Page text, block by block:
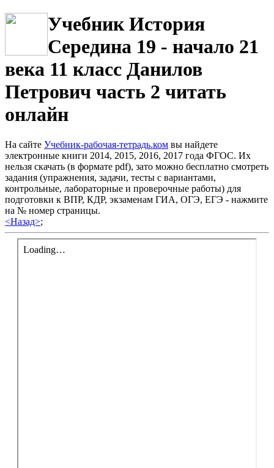
Учебник История
Середина 19 - начало 21
века 11 класс Данилов
Петрович часть 2 читать
онлайн
На сайте Учебник-рабочая-тетрадь.ком вы найдете
электронные книги 2014, 2015, 2016, 2017 года ФГОС. Их
нельзя скачать (в формате pdf), зато можно бесплатно смотреть
задания (упражнения, задачи, тесты с вариантами,
контрольные, лабораторные и проверочные работы) для
подготовки к ВПР, КДР, экзаменам ГИА, ОГЭ, ЕГЭ - нажмите
на № номер страницы.
<Назад>;